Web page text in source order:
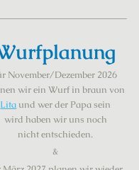
November/Dezember 2026
wir ein Wurf in braun von
Lita und wer der Papa sein
wird haben wir uns noch
nichtentschieden.
&